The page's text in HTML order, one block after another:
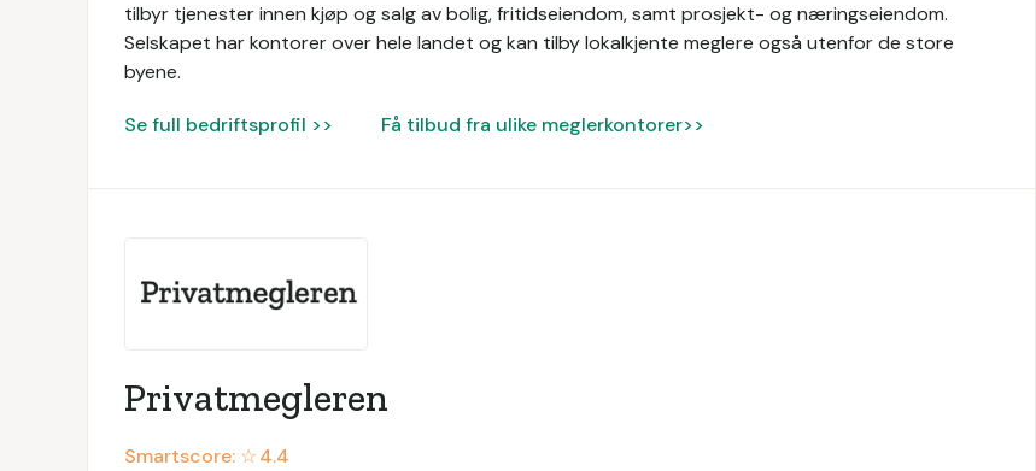
tilbyr tjenester innen kjøp og salg av bolig, fritidseiendom, samt prosjekt- og næringseiendom.
Selskapet har kontorer over hele landet og kan tilby lokalkjente meglere også utenfor de store
byene.
Se full bedriftsprofil >> Få tilbud fra ulike meglerkontorer>>
Privatmegleren
Smartscore: ☆4.4